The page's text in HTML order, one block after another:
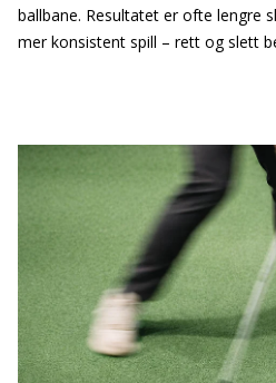
ballbane. Resultatet er ofte lengre
mer konsistent spill – rett og slett